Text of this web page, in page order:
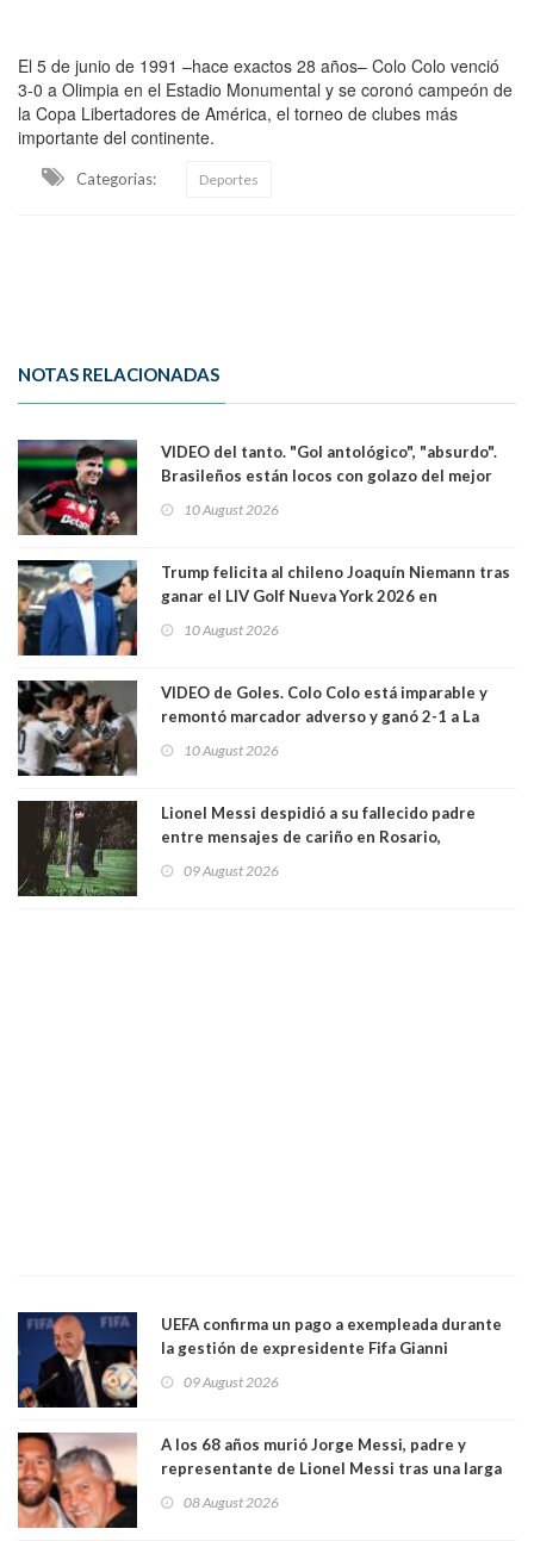
El 5 de junio de 1991 –hace exactos 28 años– Colo Colo venció
3-0 a Olimpia en el Estadio Monumental y se coronó campeón de
la Copa Libertadores de América, el torneo de clubes más
importante del continente.
Categorias: Deportes
NOTAS RELACIONADAS
VIDEO del tanto. "Gol antológico", "absurdo".
Brasileños están locos con golazo del mejor
jugador chileno que está en el extranjero:
Erick Pulgar
10 August 2026
Trump felicita al chileno Joaquín Niemann tras
ganar el LIV Golf Nueva York 2026 en
Bedminster
10 August 2026
VIDEO de Goles. Colo Colo está imparable y
remontó marcador adverso y ganó 2-1 a La
Calera de visita y sin Vozinha. La U derrotó a
Palestino también 2-1. VIDEOS
10 August 2026
Lionel Messi despidió a su fallecido padre
entre mensajes de cariño en Rosario,
Argentina
09 August 2026
UEFA confirma un pago a exempleada durante
la gestión de expresidente Fifa Gianni
Infantino, en medio de desmentidos sobre
relación sentimental
09 August 2026
A los 68 años murió Jorge Messi, padre y
representante de Lionel Messi tras una larga
enfermedad
08 August 2026